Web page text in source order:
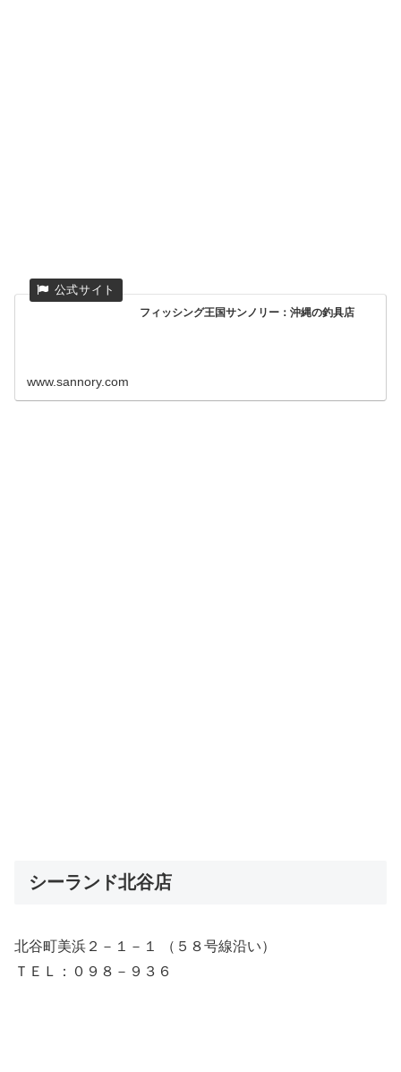
フィッシング王国サンノリー：沖縄の釣具店
www.sannory.com
シーランド北谷店
北谷町美浜２－１－１ （５８号線沿い）
ＴＥＬ：０９８－９３６